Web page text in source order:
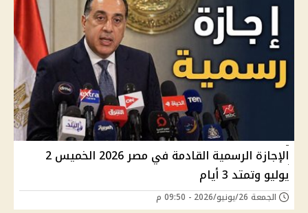
الإجازة الرسمية القادمة في مصر 2026 الخميس 2
يوليو وتمتد 3 أيام
الجمعة 26/يونيو/2026 - 09:50 م